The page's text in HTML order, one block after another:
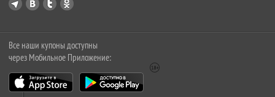
Все наши купоны доступны
через Мобильное Приложение: